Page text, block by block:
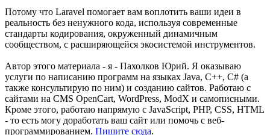
Потому что Laravel помогает вам воплотить ваши идеи в
реальность без ненужного кода, используя современные
стандарты кодирования, окруженный динамичным
сообществом, с расширяющейся экосистемой инструментов.
Автор этого материала - я - Пахолков Юрий. Я оказываю
услуги по написанию программ на языках Java, C++, C# (а
также консультирую по ним) и созданию сайтов. Работаю с
сайтами на CMS OpenCart, WordPress, ModX и самописными.
Кроме этого, работаю напрямую с JavaScript, PHP, CSS, HTML
- то есть могу доработать ваш сайт или помочь с веб-
программированием. Пишите сюда.